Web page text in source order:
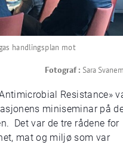
handlingsplan mot
Fotograf : Sara
Resistance»
miniseminar på
Det var de tre rådene for
mat og miljø som var